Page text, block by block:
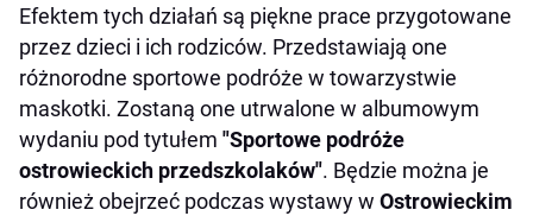
Efektem tych działań są piękne prace przygotowane
przez dzieci i ich rodziców. Przedstawiają one
różnorodne sportowe podróże w towarzystwie
maskotki. Zostaną one utrwalone w albumowym
wydaniu pod tytułem "Sportowe podróże
ostrowieckich przedszkolaków". Będzie można je
również obejrzeć podczas wystawy w Ostrowieckim